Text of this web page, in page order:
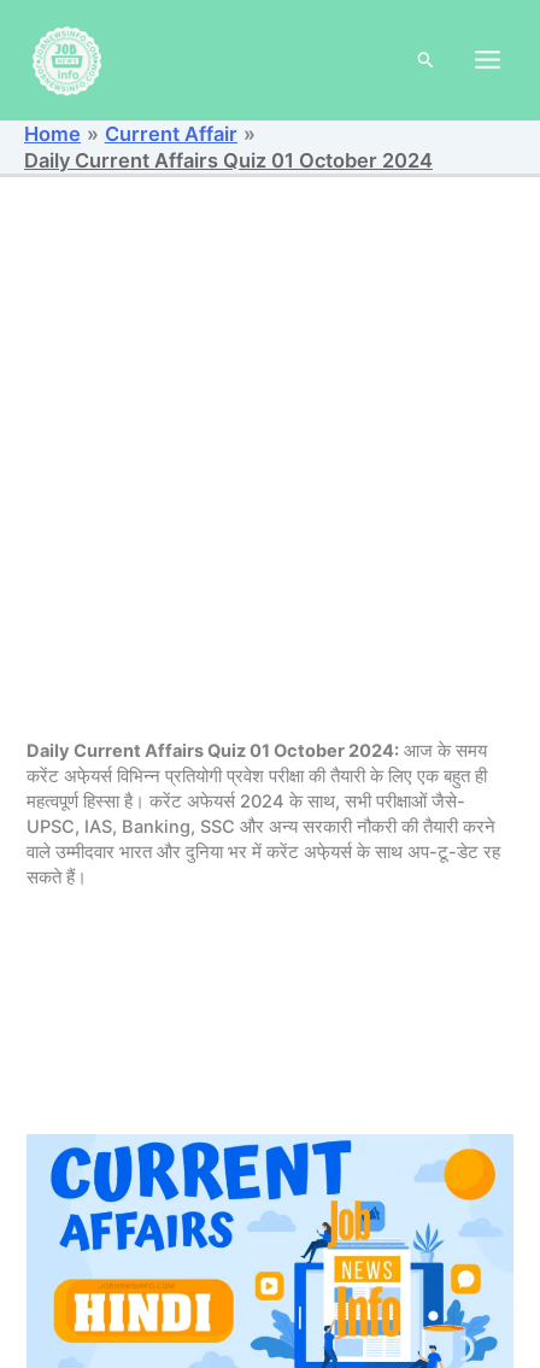
content
Search
Home
Current Affair
Daily Current Affairs Quiz 01 October 2024
Daily Current Affairs Quiz 01 October 2024: आज के समय
करेंट अफे़यर्स विभिन्न प्रतियोगी प्रवेश परीक्षा की तैयारी के लिए एक बहुत ही
महत्वपूर्ण हिस्सा है। करेंट अफेयर्स 2024 के साथ, सभी परीक्षाओं जैसे-
UPSC, IAS, Banking, SSC और अन्य सरकारी नौकरी की तैयारी करने
वाले उम्मीदवार भारत और दुनिया भर में करेंट अफे़यर्स के साथ अप-टू-डेट रह
सकते हैं।